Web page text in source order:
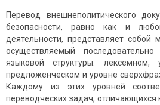
Перевод внешнеполитического
безопасности, равно как и
деятельности, представляет собой
осуществляемый
языковой структуры: лексемном,
предложенческом и уровне
Каждому из этих уровней
переводческих задач, отличающихся